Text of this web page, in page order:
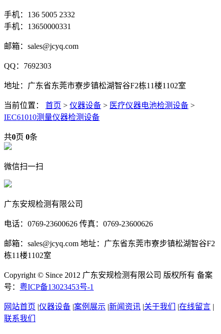
手机：136 5005 2332
手机：13650000331
邮箱：sales@jcyq.com
QQ：7692303
地址：广东省东莞市寮步镇松湖智谷F2栋11楼1102室
当前位置： 首页 > 仪器设备 > 医疗仪器电池检测设备 >
IEC61010测量仪器检测设备
共0页 0条
微信扫一扫
广东安规检测有限公司
电话：0769-23600626 传真：0769-23600626
邮箱：sales@jcyq.com 地址：广东省东莞市寮步镇松湖智谷F2
栋11楼1102室
Copyright © Since 2012 广东安规检测有限公司 版权所有 备案
号： 粤ICP备13023453号-1
网站首页 |仪器设备 |案例展示 |新闻资讯 |关于我们 |在线留言 |
联系我们